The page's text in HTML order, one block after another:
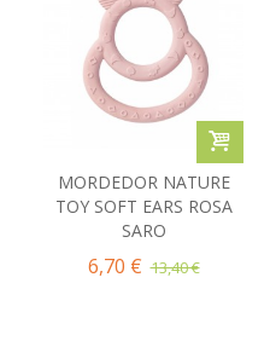
MORDEDOR NATURE
TOY SOFT EARS ROSA
SARO
6,70 € 13,40 €